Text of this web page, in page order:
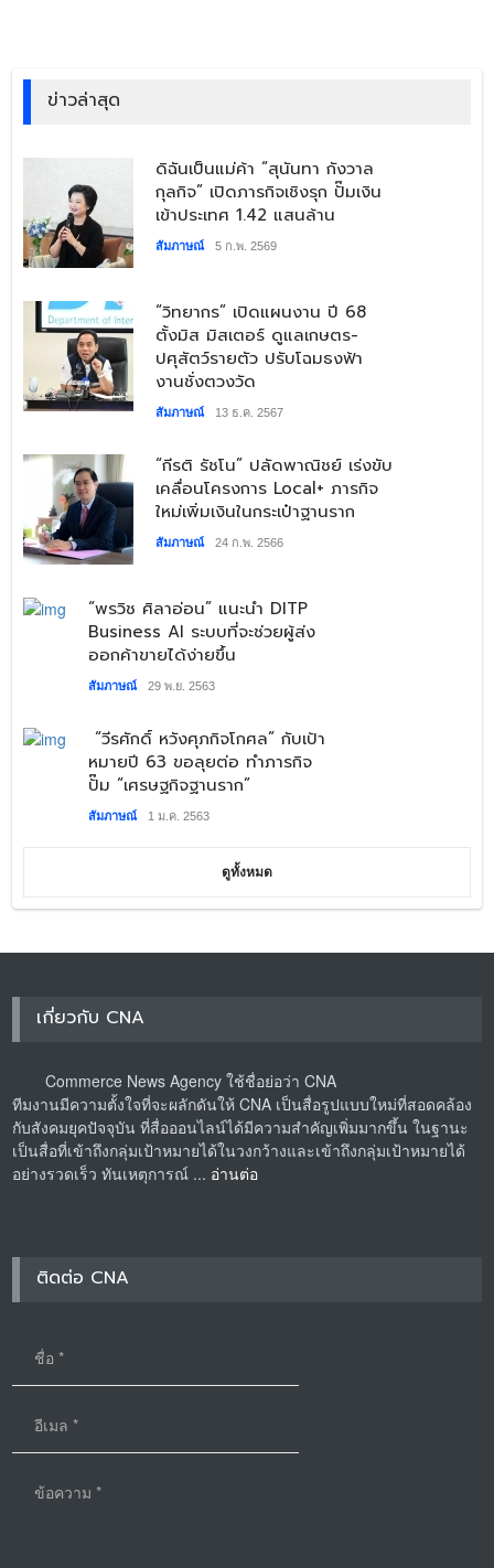
ข่าวล่าสุด
​ดิฉันเป็นแม่ค้า “สุนันทา กังวาล
กุลกิจ” เปิดภารกิจเชิงรุก ปั๊มเงิน
เข้าประเทศ 1.42 แสนล้าน
สัมภาษณ์ 5 ก.พ. 2569
​“วิทยากร” เปิดแผนงาน ปี 68
ตั้งมิส มิสเตอร์ ดูแลเกษตร-
ปศุสัตว์รายตัว ปรับโฉมธงฟ้า
งานชั่งตวงวัด
สัมภาษณ์ 13 ธ.ค. 2567
​“กีรติ รัชโน” ปลัดพาณิชย์ เร่งขับ
เคลื่อนโครงการ Local+ ภารกิจ
ใหม่เพิ่มเงินในกระเป๋าฐานราก
สัมภาษณ์ 24 ก.พ. 2566
​“พรวิช ศิลาอ่อน” แนะนำ DITP
Business AI ระบบที่จะช่วยผู้ส่ง
ออกค้าขายได้ง่ายขึ้น
สัมภาษณ์ 29 พ.ย. 2563
“วีรศักดิ์ หวังศุภกิจโกศล” กับเป้า
หมายปี 63 ขอลุยต่อ ทำภารกิจ
ปั๊ม “เศรษฐกิจฐานราก”
สัมภาษณ์ 1 ม.ค. 2563
ดูทั้งหมด
เกี่ยวกับ CNA
Commerce News Agency ใช้ชื่อย่อว่า CNA
ทีมงานมีความตั้งใจที่จะผลักดันให้ CNA เป็นสื่อรูปแบบใหม่ที่สอดคล้อง
กับสังคมยุคปัจจุบัน ที่สื่อออนไลน์ได้มีความสำคัญเพิ่มมากขึ้น ในฐานะ
เป็นสื่อที่เข้าถึงกลุ่มเป้าหมายได้ในวงกว้างและเข้าถึงกลุ่มเป้าหมายได้
อย่างรวดเร็ว ทันเหตุการณ์ ... อ่านต่อ
ติดต่อ CNA